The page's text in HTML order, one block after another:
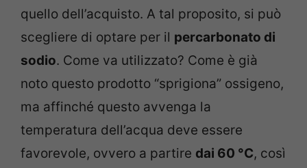
quello dell’acquisto. A tal proposito, si può
scegliere di optare per il percarbonato di
sodio. Come va utilizzato? Come è già
noto questo prodotto “sprigiona” ossigeno,
ma affinché questo avvenga la
temperatura dell’acqua deve essere
favorevole, ovvero a partire dai 60 °C, così